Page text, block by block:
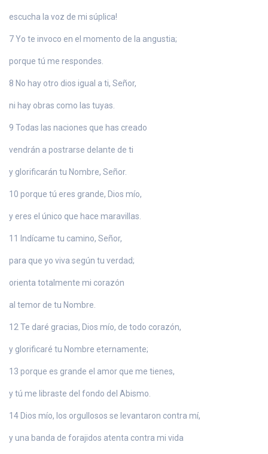
escucha la voz de mi súplica!
7 Yo te invoco en el momento de la angustia;
porque tú me respondes.
8 No hay otro dios igual a ti, Señor,
ni hay obras como las tuyas.
9 Todas las naciones que has creado
vendrán a postrarse delante de ti
y glorificarán tu Nombre, Señor.
10 porque tú eres grande, Dios mío,
y eres el único que hace maravillas.
11 Indícame tu camino, Señor,
para que yo viva según tu verdad;
orienta totalmente mi corazón
al temor de tu Nombre.
12 Te daré gracias, Dios mío, de todo corazón,
y glorificaré tu Nombre eternamente;
13 porque es grande el amor que me tienes,
y tú me libraste del fondo del Abismo.
14 Dios mío, los orgullosos se levantaron contra mí,
y una banda de forajidos atenta contra mi vida